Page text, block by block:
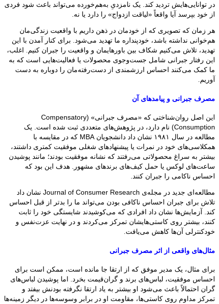
در توانایی‌هایش تردید کند. یک نامزدیِ به‌هم‌خورده می‌تواند باعث شود فردی
از خود بپرسد آیا واقعاً «لیاقت ازدواج» را دارد یا نه.
هر زمان که تصویری که از خودمان در ذهن داریم با واقعیت زندگی‌مان
هم‌خوانی نداشته باشد، خودپنداره ما تهدید می‌شود. برای کنار آمدن با این
تهدید، تلاش می‌کنیم شکاف بین باورهایمان و واقعیت را جبران کنیم. اغلب،
این رفتار جبرانی شامل جست‌وجوی محصولات یا فعالیت‌هایی است که به
ما کمک می‌کنند احساس ارزشمندی از دست‌رفته‌مان را دوباره به دست
آوریم.
مصرف جبرانی و پیامدهای آن
این اصل روان‌شناختی که «مصرف جبرانی» (Compensatory
Consumption) نام دارد، در پژوهش‌های متعددی ثبت شده است. یک
مطالعه در سال ۱۹۸۱ نشان داد دانشجویان MBA که در مقایسه با
همکلاسی‌های خود در نمرات یا پیشنهادهای شغلی موفقیت کمتری داشتند،
بیشتر به سراغ محصولاتی می‌رفتند که نشانه موفقیت بودند؛ مانند پوشیدن
ساعت‌های لوکس یا حمل کیف‌های برندهای مشهور. هدف این بود که
احساس ناکامی را جبران کنند.
مطالعه‌ای جدید در مجله‌ی Journal of Consumer Research نشان داد
تلاش برای جبران احساس ناکافی بودن می‌تواند ما را بدتر از قبل احساس
کند. آزمایش‌ها نشان داد افرادی که می‌کوشیدند شایستگی خود را ثابت
کنند، بیشتر روی کاستی‌هایشان تمرکز می‌کردند و در نهایت عزت‌نفس و
خودکنترلی آن‌ها کاهش می‌یافت.
مثال‌های واقعی از اثر مصرف جبرانی
برای مثال، یک مدیر موفق که از ارتقا جا مانده است، ممکن است برای
احساس موفقیت، لباس‌های برند و گران‌قیمت بخرد. اما پوشیدن لباس‌های
گران احتمالاً باعث می‌شود او بیشتر به یاد ارتقا نگرفته بودنش بیفتد و
تمرکز مداوم روی کاستی‌ها، مقاومت او در برابر وسوسه‌ها در دیگر زمینه‌ها